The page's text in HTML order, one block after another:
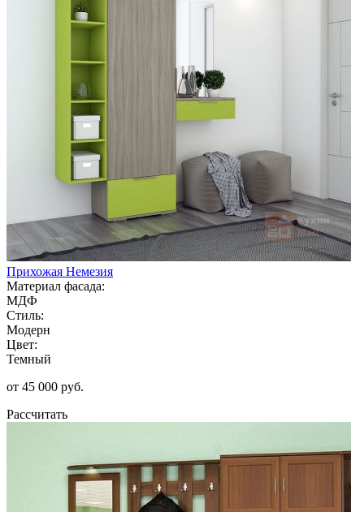
Прихожая Немезия
Материал фасада:
МДФ
Стиль:
Модерн
Цвет:
Темный
от 45 000 руб.
Рассчитать